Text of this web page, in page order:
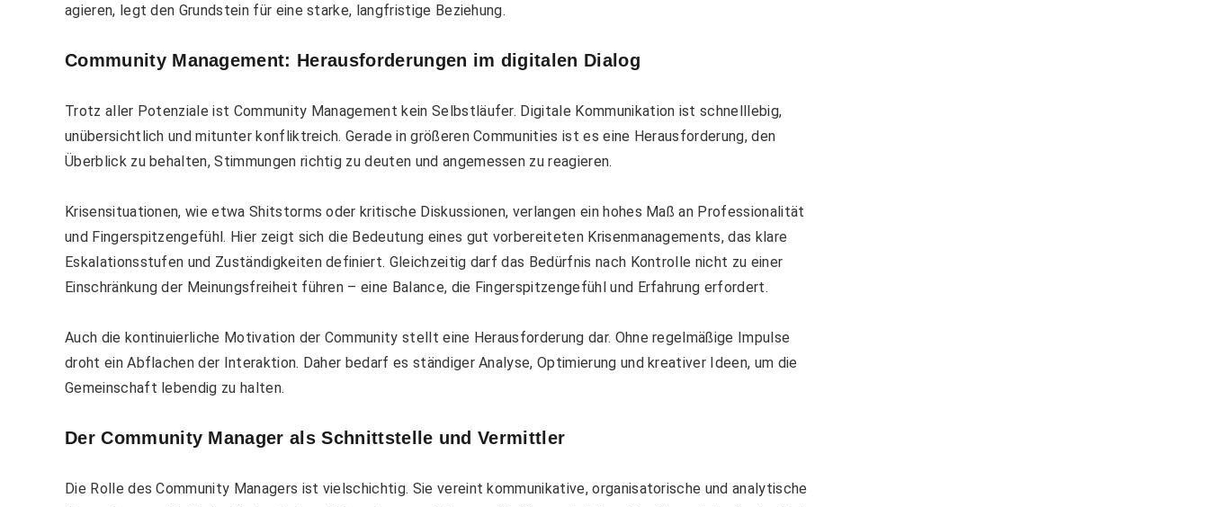
agieren, legt den Grundstein für eine starke, langfristige Beziehung.
Community Management: Herausforderungen im digitalen Dialog
Trotz aller Potenziale ist Community Management kein Selbstläufer. Digitale Kommunikation ist schnelllebig,
unübersichtlich und mitunter konfliktreich. Gerade in größeren Communities ist es eine Herausforderung, den
Überblick zu behalten, Stimmungen richtig zu deuten und angemessen zu reagieren.
Krisensituationen, wie etwa Shitstorms oder kritische Diskussionen, verlangen ein hohes Maß an Professionalität
und Fingerspitzengefühl. Hier zeigt sich die Bedeutung eines gut vorbereiteten Krisenmanagements, das klare
Eskalationsstufen und Zuständigkeiten definiert. Gleichzeitig darf das Bedürfnis nach Kontrolle nicht zu einer
Einschränkung der Meinungsfreiheit führen – eine Balance, die Fingerspitzengefühl und Erfahrung erfordert.
Auch die kontinuierliche Motivation der Community stellt eine Herausforderung dar. Ohne regelmäßige Impulse
droht ein Abflachen der Interaktion. Daher bedarf es ständiger Analyse, Optimierung und kreativer Ideen, um die
Gemeinschaft lebendig zu halten.
Der Community Manager als Schnittstelle und Vermittler
Die Rolle des Community Managers ist vielschichtig. Sie vereint kommunikative, organisatorische und analytische